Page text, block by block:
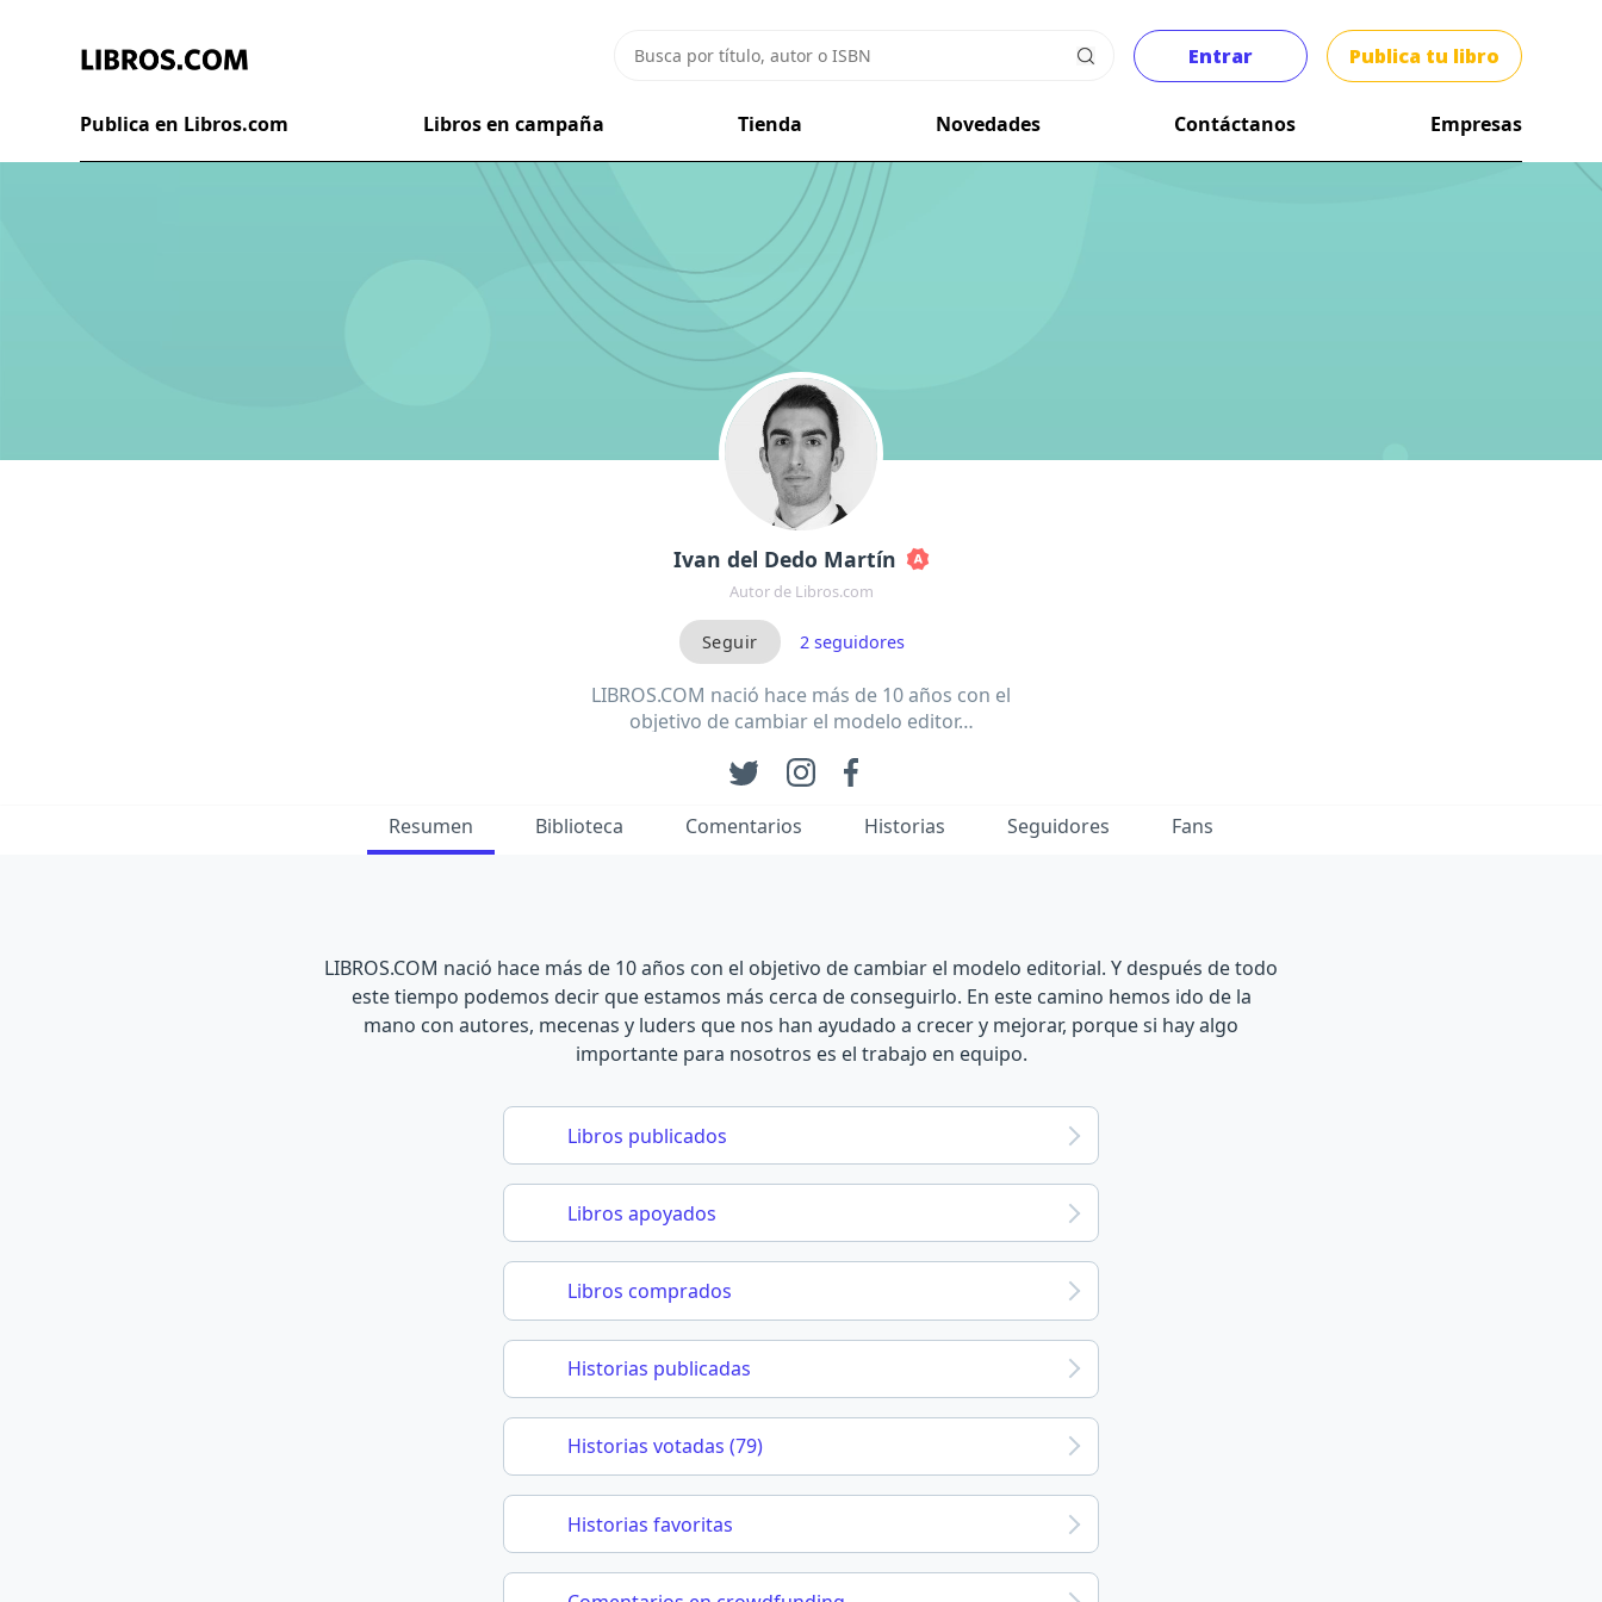
Entrar Publica tu libro
Publica en Libros.com Libros en campaña Tienda Novedades Contáctanos Empresas
Ivan del Dedo Martín
Autor de Libros.com
2seguidores
LIBROS.COM nació hace más de 10 años con el
objetivo de cambiar el modelo editor…
Resumen Biblioteca Comentarios Historias Seguidores Fans
LIBROS.COM nació hace más de 10 años con el objetivo de cambiar el modelo editorial. Y después de todo
este tiempo podemos decir que estamos más cerca de conseguirlo. En este camino hemos ido de la
mano con autores, mecenas y luders que nos han ayudado a crecer y mejorar, porque si hay algo
importante para nosotros es el trabajo en equipo.
Libros publicados
Libros apoyados
Libros comprados
Historias publicadas
Historias votadas (79)
Historias favoritas